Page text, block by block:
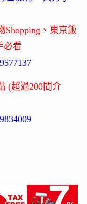
、東京飯
必看
(超過200間介